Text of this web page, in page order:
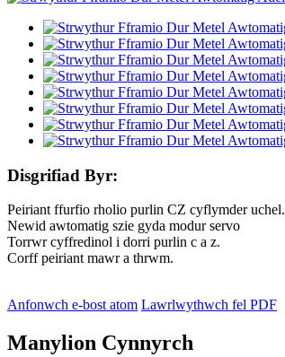
Disgrifiad Byr:
Peiriant ffurfio rholio purlin CZ cyflymder uchel.
Newid awtomatig szie gyda modur servo
Torrwr cyffredinol i dorri purlin c a z.
Corff peiriant mawr a thrwm.
Anfonwch e-bost atom Lawrlwythwch fel PDF
Manylion Cynnyrch